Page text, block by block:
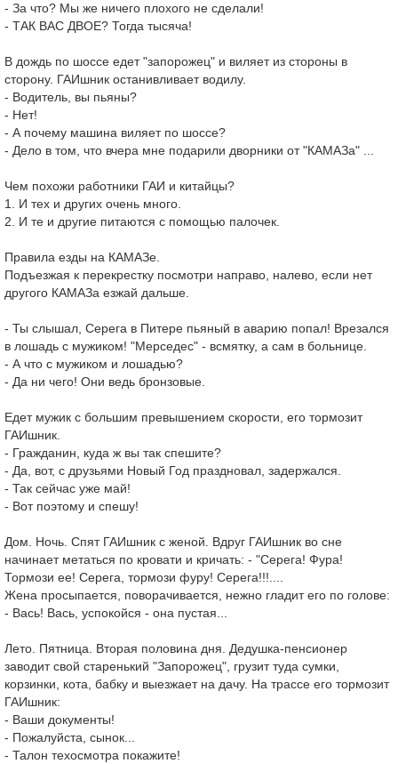
- За что? Мы же ничего плохого не сделали!
- ТАК ВАС ДВОЕ? Тогда тысяча!
В дождь по шоссе едет "запорожец" и виляет из стороны в
сторону. ГАИшник останивливает водилу.
- Водитель, вы пьяны?
- Нет!
- А почему машина виляет по шоссе?
- Дело в том, что вчера мне подарили дворники от "КАМАЗа" ...
Чем похожи работники ГАИ и китайцы?
1. И тех и других очень много.
2. И те и другие питаются с помощью палочек.
Правила езды на КАМАЗе.
Подъезжая к перекрестку посмотри направо, налево, если нет
другого КАМАЗа езжай дальше.
- Ты слышал, Серега в Питере пьяный в аварию попал! Врезался
в лошадь с мужиком! "Мерседес" - всмятку, а сам в больнице.
- А что с мужиком и лошадью?
- Да ни чего! Они ведь бронзовые.
Едет мужик с большим превышением скорости, его тормозит
ГАИшник.
- Гражданин, куда ж вы так спешите?
- Да, вот, с друзьями Новый Год праздновал, задержался.
- Так сейчас уже май!
- Вот поэтому и спешу!
Дом. Ночь. Спят ГАИшник с женой. Вдруг ГАИшник во сне
начинает метаться по кровати и кричать: - "Серега! Фура!
Тормози ее! Серега, тормози фуру! Серега!!!....
Жена просыпается, поворачивается, нежно гладит его по голове:
- Вась! Вась, успокойся - она пустая...
Лето. Пятница. Вторая половина дня. Дедушка-пенсионер
заводит свой старенький "Запорожец", грузит туда сумки,
корзинки, кота, бабку и выезжает на дачу. На трассе его тормозит
ГАИшник:
- Ваши документы!
- Пожалуйста, сынок...
- Талон техосмотра покажите!